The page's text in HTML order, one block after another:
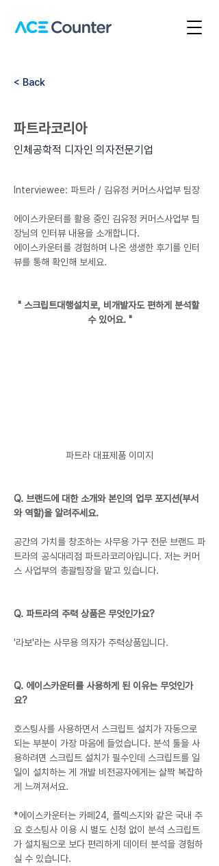
< Back
파트라코리아
인체공학적 디자인 의자전문기업
Interviewee: 파트라 / 김유정 커머스사업부 팀장
에이스카운터를 활용 중인 김유정 커머스사업부 팀
장님의 인터뷰 내용을 소개합니다.
에이스카운터를 경험하며 나온 생생한 후기를 인터
뷰를 통해 확인해 보세요.
" 스크립트대행설치로, 비개발자도 편하게 분석할
수 있어요. "
파트라 대표제품 이미지
Q. 브랜드에 대한 소개와 본인의 업무 포지션(부서
와 역할)을 알려주세요.
공간의 가치를 창조하는 사무용 가구 전문 브랜드 파
트라의 공식대리점 파트라코리아입니다. 저는 커머
스 사업부의 총괄팀장을 맡고 있습니다.
Q. 파트라의 주력 상품은 무엇인가요?
'라보'라는 사무용 의자가 주력상품입니다.
Q. 에이스카운터를 사용하게 된 이유는 무엇인가
요?
호스팅사를 사용하면서 스크립트 설치가 자동으로
되는 부분이 가장 마음에 들었습니다. 분석 툴을 사
용하려면 스크립트 설치가 필수인데 스크립트를 일
일이 설치하는 게 개발 비전공자에게는 살짝 복잡하
게 느껴져서요.
*에이스카운터는 카페24, 플렉스지와 같은 국내 주
요 호스팅사 이용 시 별도 신청 없이 분석 스크립트
가 설치됨으로 보다 편리하게 데이터 분석을 경험하
실 수 있습니다.